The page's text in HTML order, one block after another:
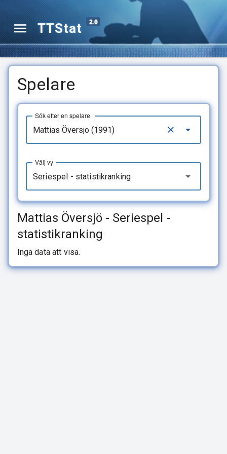
TTStat 2.0
Spelare
Sök efter en spelare
Seriespel - statistikranking
Välj vy
Mattias Översjö - Seriespel -
statistikranking
Inga data att visa.